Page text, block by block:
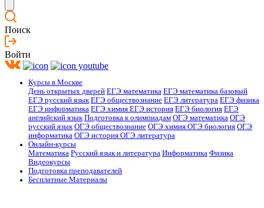
Поиск
Войти
Курсы в Москве
День открытых дверей ЕГЭ математика ЕГЭ математика базовый
ЕГЭ русский язык ЕГЭ обществознание ЕГЭ литература ЕГЭ физика
ЕГЭ информатика ЕГЭ химия ЕГЭ история ЕГЭ биология ЕГЭ
английский язык Подготовка к олимпиадам ОГЭ математика ОГЭ
русский язык ОГЭ обществознание ОГЭ химия ОГЭ биология ОГЭ
информатика ОГЭ история ОГЭ литература
Онлайн-курсы
Математика Русский язык и литература Информатика Физика
Видеокурсы
Подготовка преподавателей
Бесплатные Материалы